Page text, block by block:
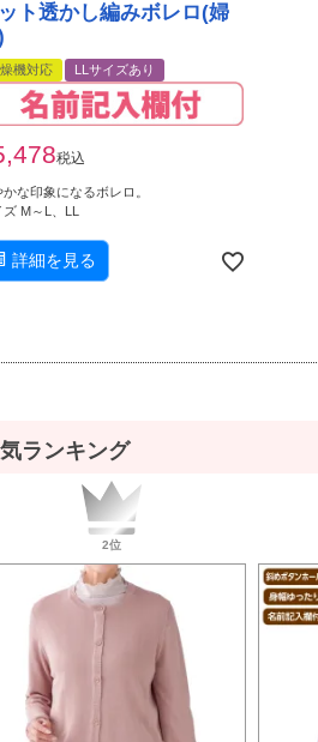
ト透かし編みボレロ(婦
機対応 LLサイズあり
税込
かな印象になるボレロ。
ズ M～L、LL
詳細を見る
ランキング